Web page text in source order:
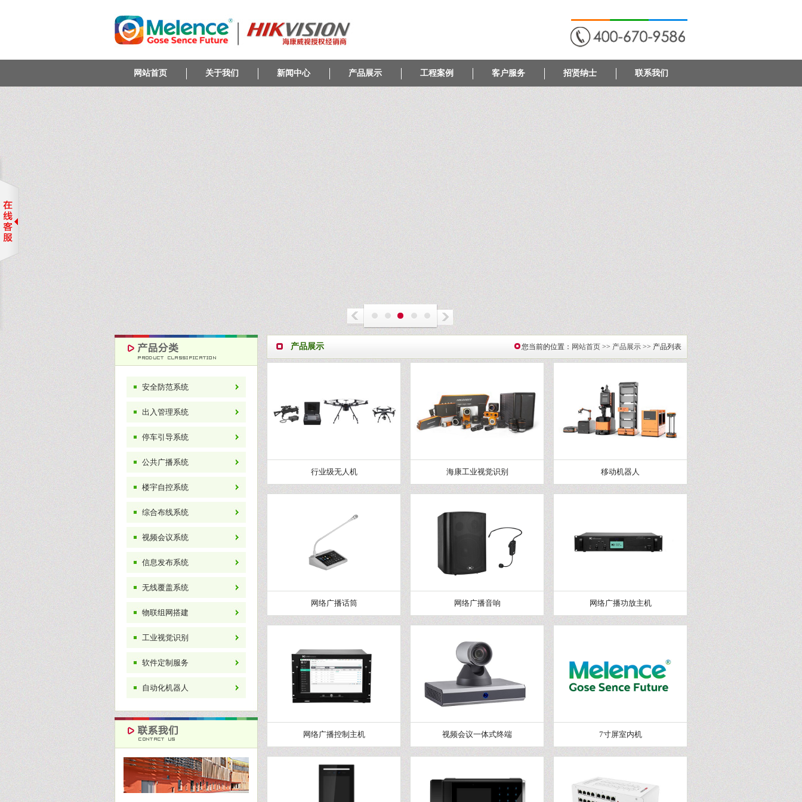
网站首页 关于我们 新闻中心 产品展示 工程案例 客户服务 招贤纳士 联系我们
安全防范系统
出入管理系统
停车引导系统
公共广播系统
楼宇自控系统
综合布线系统
视频会议系统
信息发布系统
无线覆盖系统
物联组网搭建
工业视觉识别
软件定制服务
自动化机器人
产品展示 您当前的位置： 网站首页 >> 产品展示 >> 产品列表
行业级无人机 海康工业视觉识别 移动机器人
网络广播话筒 网络广播音响 网络广播功放主机
网络广播控制主机 视频会议一体式终端 7寸屏室内机